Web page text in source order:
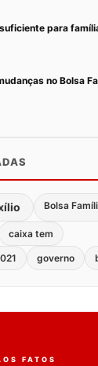
para
no Bolsa
Bolsa
caixa tem
governo
FATOS